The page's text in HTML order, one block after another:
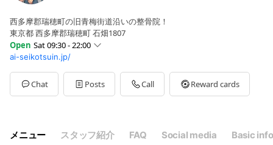
西多摩郡瑞穂町の旧青梅街道沿いの整骨院！
東京都 西多摩郡瑞穂町 石畑1807
Open Sat 09:30 - 22:00
Sun09:30 - 22:00
Mon09:30 - 12:30,15:00 - 22:00
Tue09:30 - 12:30,15:00 - 22:00
Wed09:30 - 12:30,15:00 - 22:00
月～金：12:30～15:00で昼休み／土日：昼休みなく営業
ai-seikotsuin.jp/
Chat Posts Call Reward cards
メニュー スタッフ紹介 FAQ Social media Basic info